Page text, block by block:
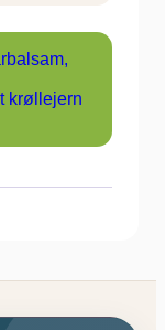
krøllejern